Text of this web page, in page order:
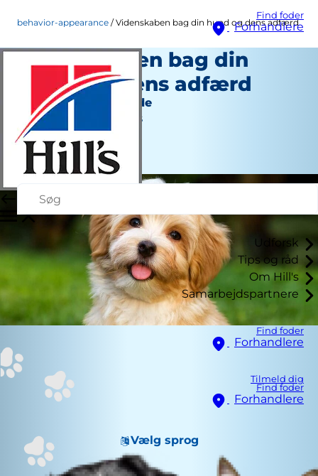
Find foder
Forhandlere
Udforsk
Tips og råd
Om Hill's
Samarbejdspartnere
Find foder
Forhandlere
Tilmeld dig
Find foder
Forhandlere
Vælg sprog
behavior-appearance Videnskaben bag din hund og dens adfærd
Videnskaben bag din
hund og dens adfærd
Adfærd og udseende
Jean Marie Bauhaus
|
Januar 20, 2022